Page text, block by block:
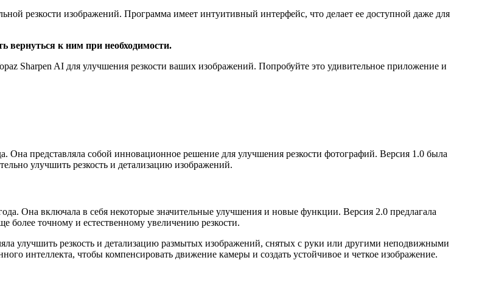
резкости изображений. Программа имеет интуитивный интерфейс, что делает ее доступной даже для
вернуться к ним при необходимости.
Sharpen AI для улучшения резкости ваших изображений. Попробуйте это удивительное приложение и
представляла собой инновационное решение для улучшения резкости фотографий. Версия 1.0 была
улучшить резкость и детализацию изображений.
Она включала в себя некоторые значительные улучшения и новые функции. Версия 2.0 предлагала
более точному и естественному увеличению резкости.
улучшить резкость и детализацию размытых изображений, снятых с руки или другими неподвижными
интеллекта, чтобы компенсировать движение камеры и создать устойчивое и четкое изображение.